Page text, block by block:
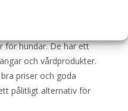
för hundar. De har ett
och vårdprodukter.
priser och goda
pålitligt alternativ för